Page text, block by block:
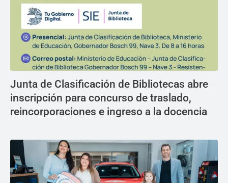
Junta de Clasificación de Bibliotecas abre
inscripción para concurso de traslado,
reincorporaciones e ingreso a la docencia